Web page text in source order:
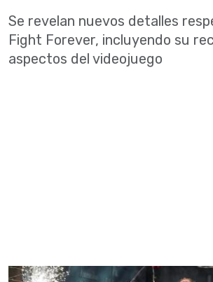
Se revelan nuevos detalles
Fight Forever, incluyendo su
aspectos del videojuego